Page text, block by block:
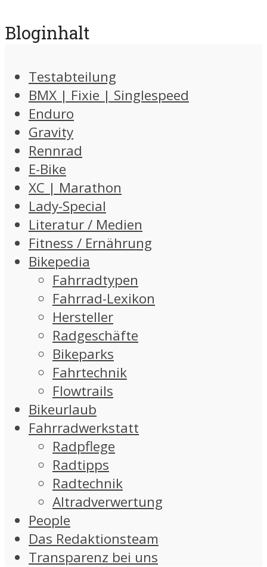
Bloginhalt
Testabteilung
BMX | Fixie | Singlespeed
Enduro
Gravity
Rennrad
E-Bike
XC | Marathon
Lady-Special
Literatur / Medien
Fitness / Ernährung
Bikepedia
Fahrradtypen
Fahrrad-Lexikon
Hersteller
Radgeschäfte
Bikeparks
Fahrtechnik
Flowtrails
Bikeurlaub
Fahrradwerkstatt
Radpflege
Radtipps
Radtechnik
Altradverwertung
People
Das Redaktionsteam
Transparenz bei uns